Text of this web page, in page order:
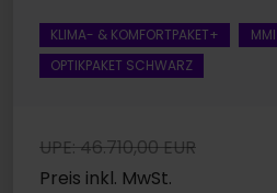
KLIMA- & KOMFORTPAKET+
OPTIKPAKET SCHWARZ
UPE: 46.710,00 EUR
Preis inkl. MwSt.